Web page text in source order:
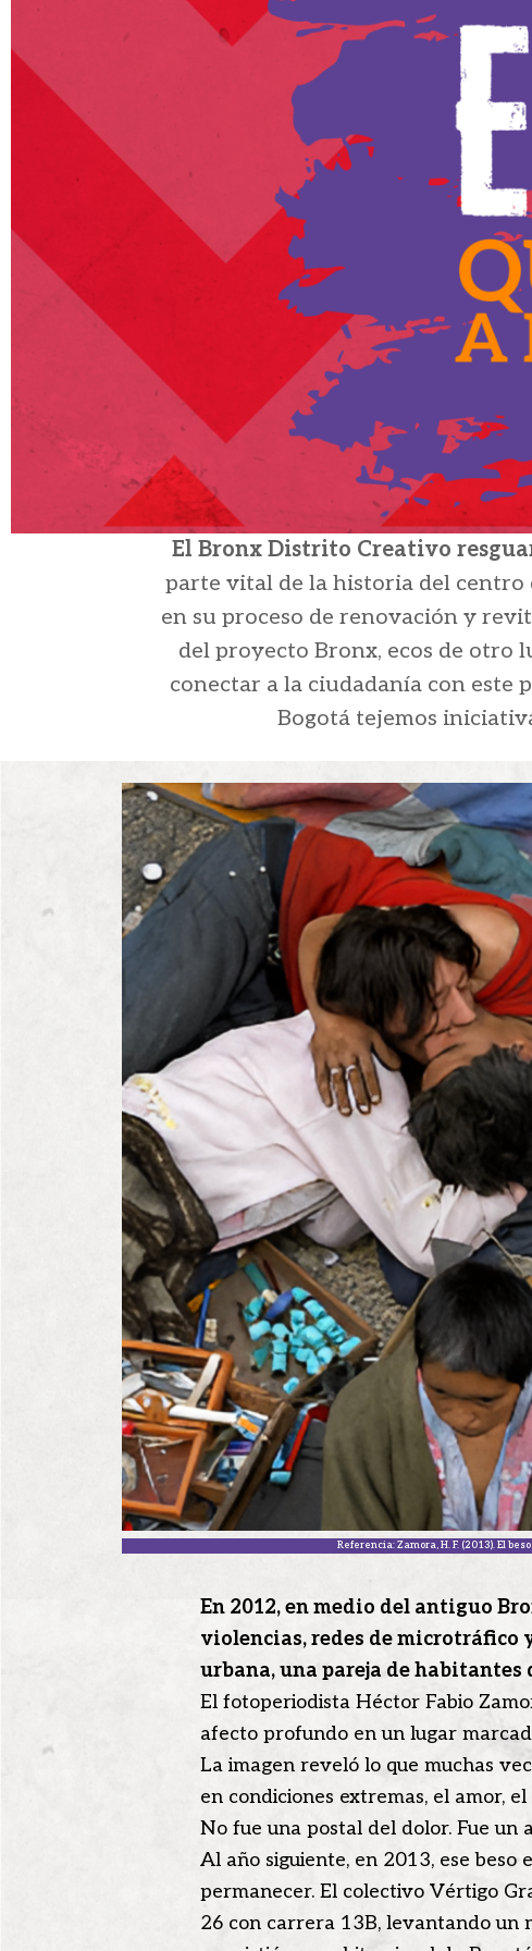
El Bronx Distrito Creativo
parte vital de la historia del centro
en su proceso de renovación y
del proyecto Bronx, ecos de otro
conectar a la ciudadanía con este
Bogotá tejemos
Referencia: Zamora, H. F. (2013). El
En 2012, en medio del antiguo
violencias, redes de microtráfico
urbana, una pareja de habitantes
El fotoperiodista Héctor Fabio
afecto profundo en un lugar
La imagen reveló lo que muchas
en condiciones extremas, el amor,
No fue una postal del dolor. Fue un
Al año siguiente, en 2013, ese
permanecer. El colectivo Vértigo
26 con carrera 13B, levantando un